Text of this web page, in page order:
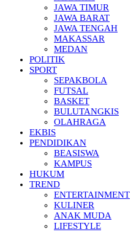
JAWA TIMUR
JAWA BARAT
JAWA TENGAH
MAKASSAR
MEDAN
POLITIK
SPORT
SEPAKBOLA
FUTSAL
BASKET
BULUTANGKIS
OLAHRAGA
EKBIS
PENDIDIKAN
BEASISWA
KAMPUS
HUKUM
TREND
ENTERTAINMENT
KULINER
ANAK MUDA
LIFESTYLE